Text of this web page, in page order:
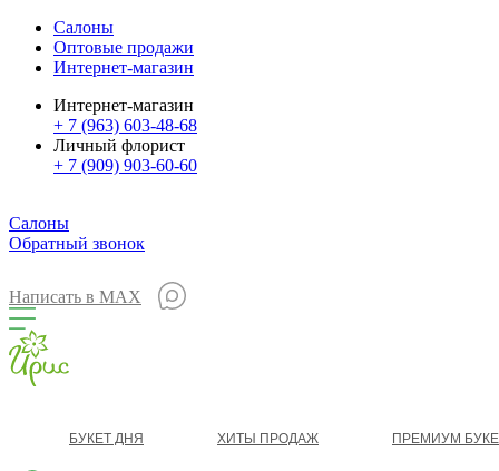
Салоны
Оптовые продажи
Интернет-магазин
Интернет-магазин
+ 7 (963) 603-48-68
Личный флорист
+ 7 (909) 903-60-60
Салоны
Обратный звонок
Написать в MAX
БУКЕТ ДНЯ ХИТЫ ПРОДАЖ ПРЕМИУМ